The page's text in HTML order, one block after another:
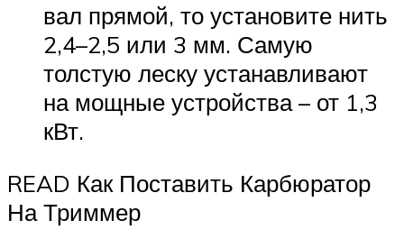
вал прямой, то установите нить
2,4–2,5 или 3 мм. Самую
толстую леску устанавливают
на мощные устройства – от 1,3
кВт.
READ Как Поставить Карбюратор
На Триммер